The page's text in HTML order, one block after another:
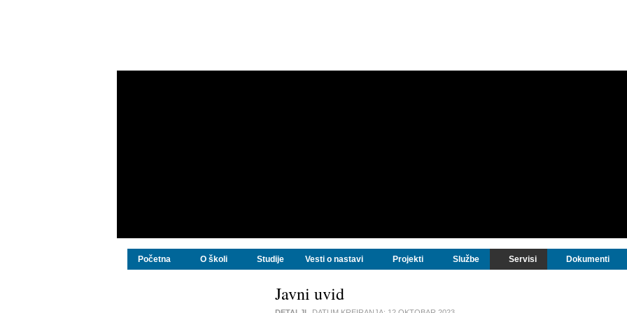
Početna O školi Studije Vesti o nastavi Projekti Službe Servisi Dokumenti
Javni uvid